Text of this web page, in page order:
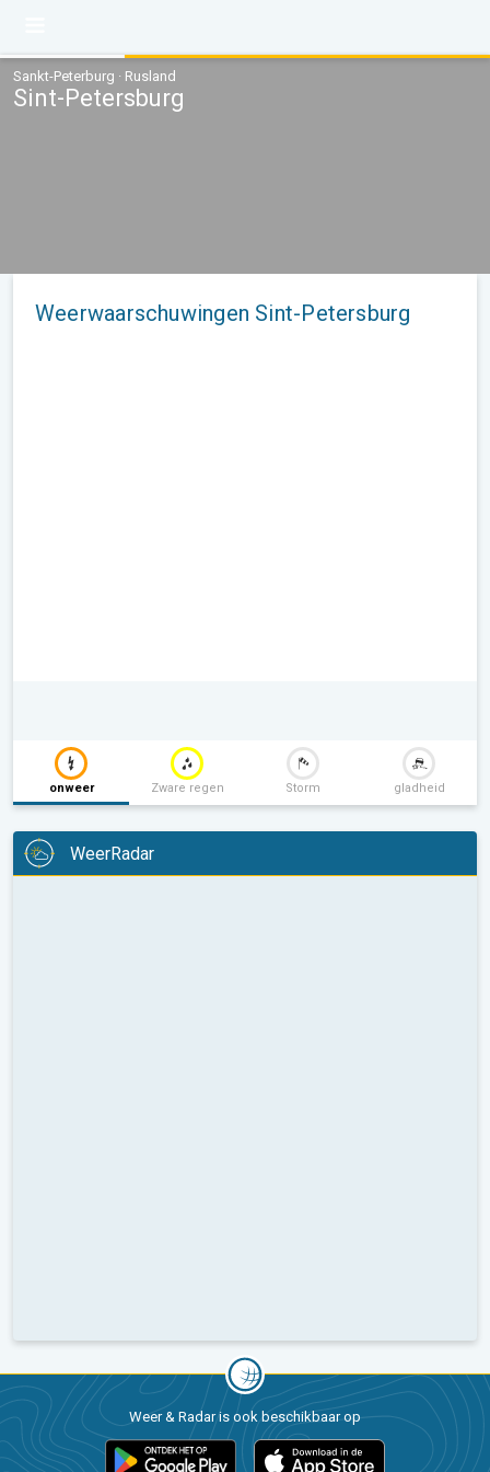
Sankt-Peterburg · Rusland
Sint-Petersburg
Weerwaarschuwingen Sint-Petersburg
onweer Zware regen Storm gladheid
WeerRadar
Weer & Radar is ook beschikbaar op